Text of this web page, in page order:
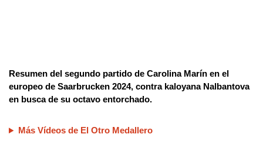
Resumen del segundo partido de Carolina Marín en el
europeo de Saarbrucken 2024, contra kaloyana Nalbantova
en busca de su octavo entorchado.
Más Vídeos de El Otro Medallero